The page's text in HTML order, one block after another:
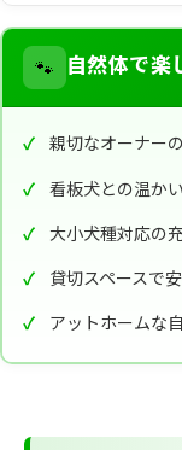
🐾 自然体で楽
親切なオーナー
看板犬との温か
大小犬種対応の
貸切スペースで
アットホームな